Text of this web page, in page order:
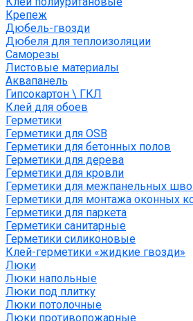
Крепеж
Дюбель-гвозди
Дюбеля для теплоизоляции
Саморезы
Листовые материалы
Аквапанель
Гипсокартон \ ГКЛ
Клей для обоев
Герметики
Герметики для OSB
Герметики для бетонных полов
Герметики для дерева
Герметики для кровли
Герметики для межпанельных
Герметики для монтажа оконных
Герметики для паркета
Герметики санитарные
Герметики силиконовые
Клей-герметики «жидкие гвозди»
Люки
Люки напольные
Люки под плитку
Люки потолочные
Люки противопожарные